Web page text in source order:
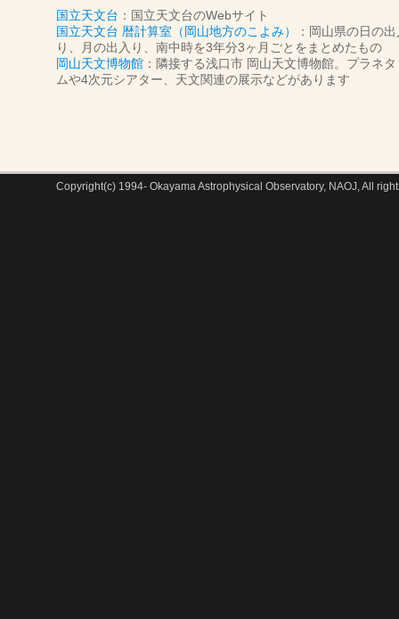
国立天文台 ：国立天文台のWebサイト
国立天文台 暦計算室（岡山地方のこよみ）
：岡山県の日の
り、月の出入り、南中時を3年分3ヶ月ごとをまとめたもの
岡山天文博物館 ：隣接する浅口市 岡山天文博物館。プラネタ
ムや4次元シアター、天文関連の展示などがあります
Copyright(c) 1994- Okayama Astrophysical Observatory, NAOJ, All